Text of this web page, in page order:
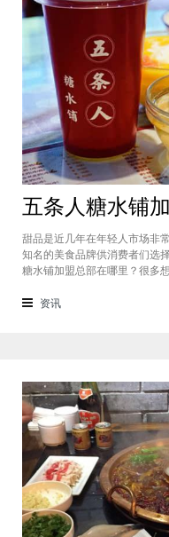
甜品是近几年在年轻人市场非
知名的美食品牌供消费者们选
糖水铺加盟总部在哪里？很多
门进行考察，带大家了解五条
资讯